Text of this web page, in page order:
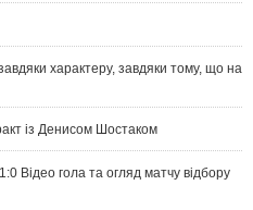
характеру, завдяки тому, що на
із Денисом Шостаком
Відео гола та огляд матчу відбору